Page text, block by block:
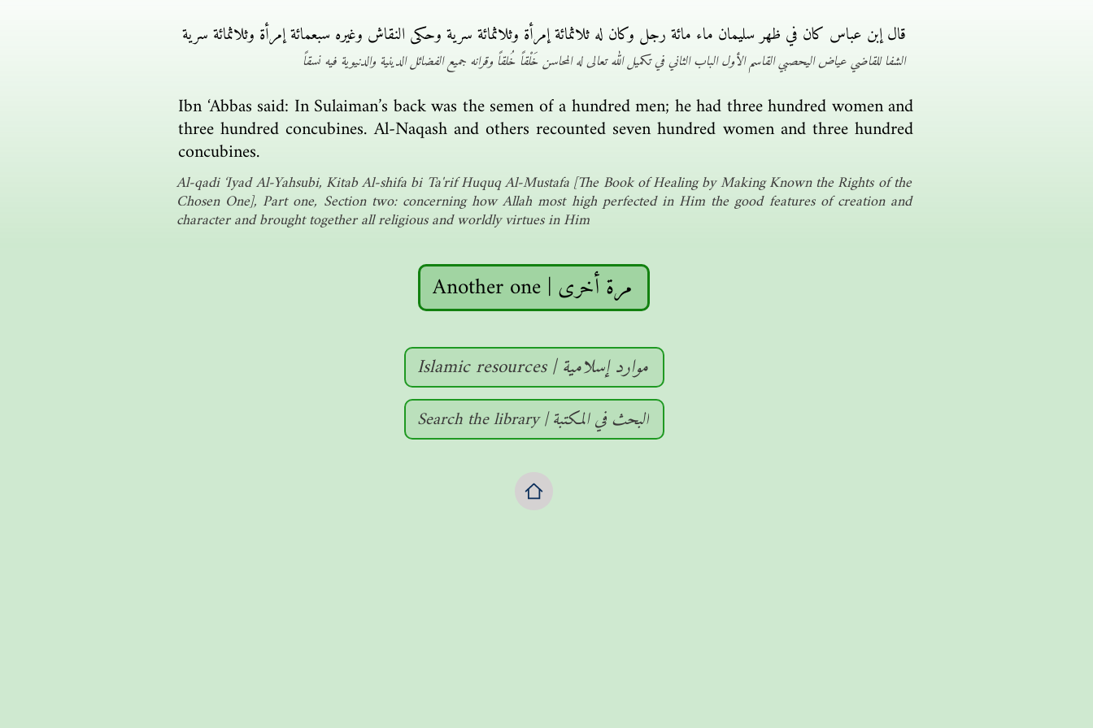
قال إبن عباس كان في ظهر سليمان ماء مائة رجل وكان له ثلاثمائة إمرأة وثلاثمائة سرية وحكى النقاش وغيره سبعمائة إمرأة وثلاثمائة سرية
الشفا للقاضي عياض اليحصبي القاسم الأول الباب الثاني في تكميل الله تعالى له المحاسن خَلْقاً خُلقاً وقرانه جميع الفضائل الدينية والدنيوية فيه نسقاً
Ibn ‘Abbas said: In Sulaiman’s back was the semen of a hundred men; he had three hundred women and
three hundred concubines. Al-Naqash and others recounted seven hundred women and three hundred
concubines.
Al-qadi ‘Iyad Al-Yahsubi, Kitab Al-shifa bi Ta'rif Huquq Al-Mustafa [The Book of Healing by Making Known the Rights of the
Chosen One], Part one, Section two: concerning how Allah most high perfected in Him the good features of creation and
character and brought together all religious and worldly virtues in Him
Another one | مرة أخرى
Islamic resources | موارد إسلامية
Search the library | البحث في المكتبة